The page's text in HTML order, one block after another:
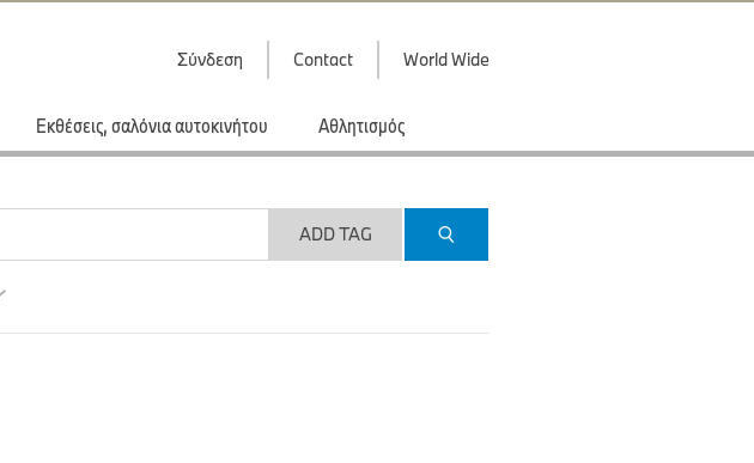
Σύνδεση Contact World Wide
Εκθέσεις, σαλόνια αυτοκινήτου Αθλητισμός
ADD TAG